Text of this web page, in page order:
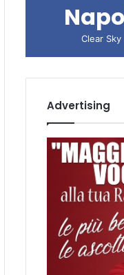
Clear Sky
Advertising